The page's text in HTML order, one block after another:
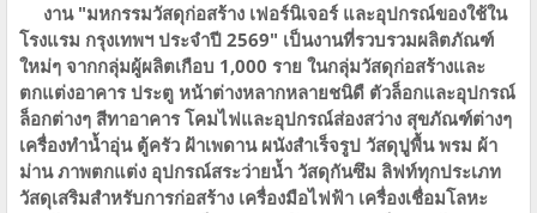
งาน​ "มหกรรมวัสดุก่อสร้าง​ เฟอร์นิเจอร์ และอุปกรณ์ของใช้ใน
โรงแรม​ กรุงเทพฯ​ ประจำปี ​2569" เป็นงานที่รวบรวมผลิตภัณฑ์
ใหม่ๆ จากกลุ่มผู้ผลิตเกือบ 1,000 ราย​ ในกลุ่มวัสดุก่อสร้างและ
ตกแต่งอาคาร​​ ประตู​ หน้าต่าง​หลากหลายชนิด​ื​ ตัวล็อกและอุปกรณ์
ล็อกต่างๆ​ สีทาอาคาร โคมไฟและอุปกรณ์ส่องสว่าง สุขภัณฑ์ต่างๆ​
เครื่องทำน้ำอุ่น​ ตู้ครัว​ ฝ้าเพดาน ผนังสำเร็จรูป วัสดุปูพื้น พรม​ ผ้า
ม่าน ภาพตกแต่ง อุปกรณ์สระว่ายน้ำ วัสดุกันซึม ลิฟท์ทุกประเภท​
วัสดุเสริมสำหรับการก่อสร้าง เครื่องมือไฟฟ้า เครื่องเชื่อมโลหะ